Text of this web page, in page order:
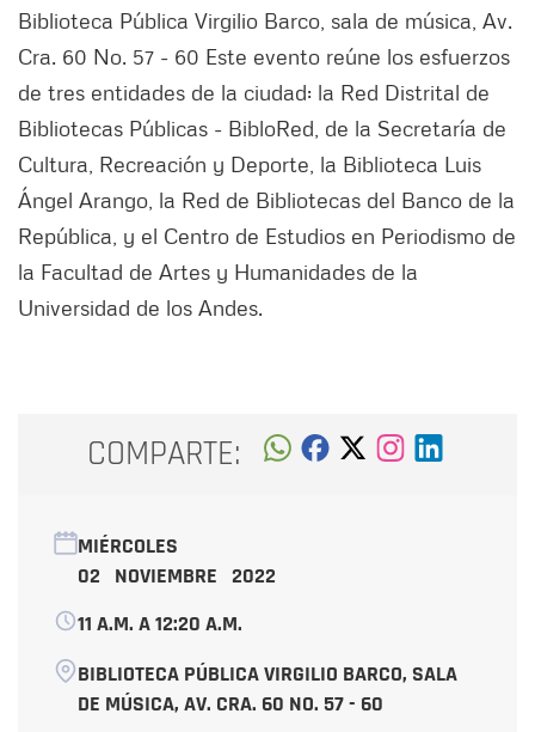
Biblioteca Pública Virgilio Barco, sala de música, Av.
Cra. 60 No. 57 - 60 Este evento reúne los esfuerzos
de tres entidades de la ciudad: la Red Distrital de
Bibliotecas Públicas - BibloRed, de la Secretaría de
Cultura, Recreación y Deporte, la Biblioteca Luis
Ángel Arango, la Red de Bibliotecas del Banco de la
República, y el Centro de Estudios en Periodismo de
la Facultad de Artes y Humanidades de la
Universidad de los Andes.
COMPARTE:
MIÉRCOLES
02 NOVIEMBRE 2022
11 A.M. A 12:20 A.M.
BIBLIOTECA PÚBLICA VIRGILIO BARCO, SALA
DE MÚSICA, AV. CRA. 60 NO. 57 - 60